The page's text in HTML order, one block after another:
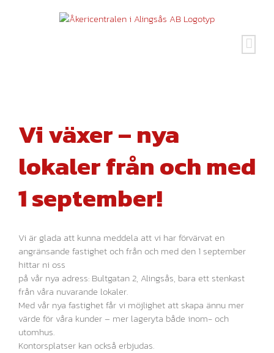
bild
Vi växer – nya
lokaler från och med
1 september!
Vi är glada att kunna meddela att vi har förvärvat en
angränsande fastighet och från och med den 1 september
hittar ni oss
på vår nya adress: Bultgatan 2, Alingsås, bara ett stenkast
från våra nuvarande lokaler.
Med vår nya fastighet får vi möjlighet att skapa ännu mer
värde för våra kunder – mer lageryta både inom- och
utomhus.
Kontorsplatser kan också erbjudas.